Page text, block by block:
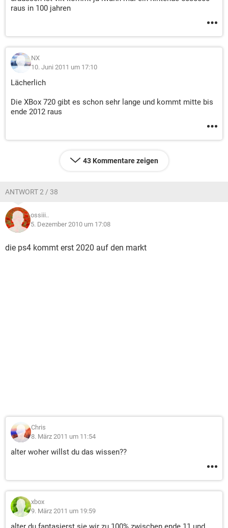
raus in 100 jahren
NX
10. Juni 2011 um 17:10
Lächerlich
Die XBox 720 gibt es schon sehr lange und kommt mitte bis
ende 2012 raus
43 Kommentare zeigen
ANTWORT 2 / 38
ossiii..
5. Dezember 2010 um 17:08
die ps4 kommt erst 2020 auf den markt
Chris
8. März 2011 um 11:54
alter woher willst du das wissen??
xbox
9. März 2011 um 19:59